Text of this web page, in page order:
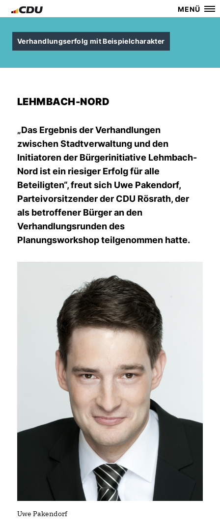
MENÜ
Verhandlungserfolg mit Beispielcharakter
LEHMBACH-NORD
Das Ergebnis der Verhandlungen
zwischen Stadtverwaltung und den
Initiatoren der Bürgerinitiative Lehmbach-
Nord ist ein riesiger Erfolg für alle
Beteiligten“, freut sich Uwe Pakendorf,
Parteivorsitzender der CDU Rösrath, der
als betroffener Bürger an den
Verhandlungsrunden des
Planungsworkshop teilgenommen hatte.
Uwe Pakendorf